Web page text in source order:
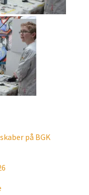
på BGK